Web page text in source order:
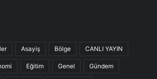
Asayiş Bölge CANLI YAYIN
Eğitim Genel Gündem